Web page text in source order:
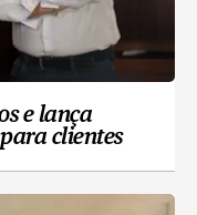
e lança
clientes